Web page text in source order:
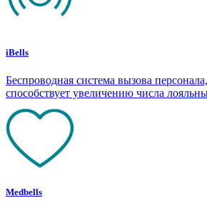
iBells
Беспроводная система вызова
способствует увеличению числа
Medbells